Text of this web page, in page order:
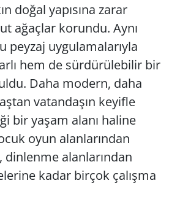
doğal yapısına zarar
ağaçlar korundu. Aynı
peyzaj uygulamalarıyla
hem de sürdürülebilir bir
Daha modern, daha
vatandaşın keyifle
bir yaşam alanı haline
oyun alanlarından
dinlenme alanlarından
kadar birçok çalışma